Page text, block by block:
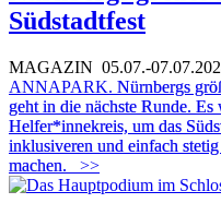
Südstadtfest
MAGAZIN 05.07.-
ANNAPARK. Nürnbergs
geht in die nächste Runde.
Helfer*innekreis, um das
inklusiveren und einfach
machen.
>>